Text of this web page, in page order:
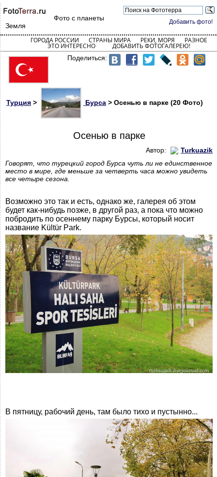
Добавить фото!
Фото с планеты
Земля
ГОРОДА РОССИИ СТРАНЫ МИРА РЕКИ, МОРЯ РАЗНОЕ
ЭТО ИНТЕРЕСНО ДОБАВИТЬ ФОТОГАЛЕРЕЮ!
Поделиться:
Турция > Бурса > Осенью в парке (20 Фото)
Осенью в парке
Автор:
Turkuazik
Говорят, что турецкий город Бурса чуть ли не единственное
место в мире, где меньше за четверть часа можно увидеть
все четыре сезона.
Возможно это так и есть, однако же, галерея об этом
будет как-нибудь позже, в другой раз, а пока что можно
побродить по осеннему парку Бурсы, который носит
название Kültür Park.
В пятницу, рабочий день, там было тихо и пустынно...